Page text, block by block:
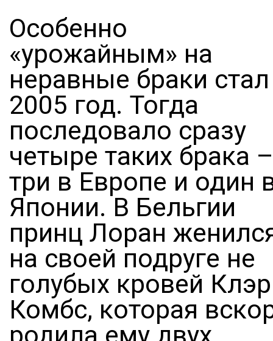
Особенно
«урожайным» на
неравные браки стал
2005 год. Тогда
последовало сразу
четыре таких брака –
три в Европе и один
Японии. В Бельгии
принц Лоран
на своей подруге не
голубых кровей Клэр
Комбс, которая
родила ему двух